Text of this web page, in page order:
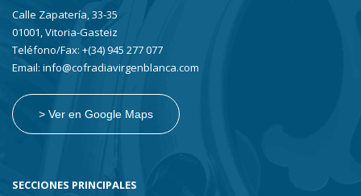
Calle Zapatería, 33-35
01001, Vitoria-Gasteiz
Teléfono/Fax: +(34) 945 277 077
Email: info@cofradiavirgenblanca.com
> Ver en Google Maps
SECCIONES PRINCIPALES